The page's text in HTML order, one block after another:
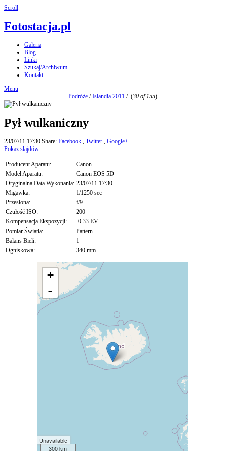
Scroll
Fotostacja.pl
Galeria
Blog
Linki
Szukaj/Archiwum
Kontakt
Menu
Podróże/Islandia 2011/ (30 of 155)
Pył wulkaniczny
23/07/11 17:30 Share: Facebook , Twitter , Google+
Pokaz slajdów
Producent Aparatu:
Canon
Model Aparatu:
Canon EOS 5D
Oryginalna Data Wykonania: 23/07/11 17:30
Migawka:
1/1250 sec
Przesłona:
f/9
Czułość ISO:
200
Kompensacja Ekspozycji:
-0.33 EV
Pomiar Światła:
Pattern
Balans Bieli:
1
Ogniskowa:
340 mm
+
-
Unavailable
300 km